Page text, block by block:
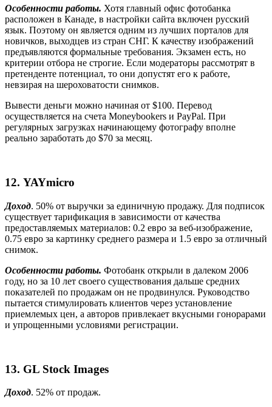
Особенности работы. Хотя главный офис фотобанка
расположен в Канаде, в настройки сайта включен русский
язык. Поэтому он является одним из лучших порталов для
новичков, выходцев из стран СНГ. К качеству изображений
предъявляются формальные требования. Экзамен есть, но
критерии отбора не строгие. Если модераторы рассмотрят в
претенденте потенциал, то они допустят его к работе,
невзирая на шероховатости снимков.
Вывести деньги можно начиная от $100. Перевод
осуществляется на счета Moneybookers и PayPal. При
регулярных загрузках начинающему фотографу вполне
реально заработать до $70 за месяц.
12. YAYmicro
Доход. 50% от выручки за единичную продажу. Для подписок
существует тарификация в зависимости от качества
предоставляемых материалов: 0.2 евро за веб-изображение,
0.75 евро за картинку среднего размера и 1.5 евро за отличный
снимок.
Особенности работы. Фотобанк открыли в далеком 2006
году, но за 10 лет своего существования дальше средних
показателей по продажам он не продвинулся. Руководство
пытается стимулировать клиентов через установление
приемлемых цен, а авторов привлекает вкусными гонорарами
и упрощенными условиями регистрации.
13. GL Stock Images
Доход. 52% от продаж.